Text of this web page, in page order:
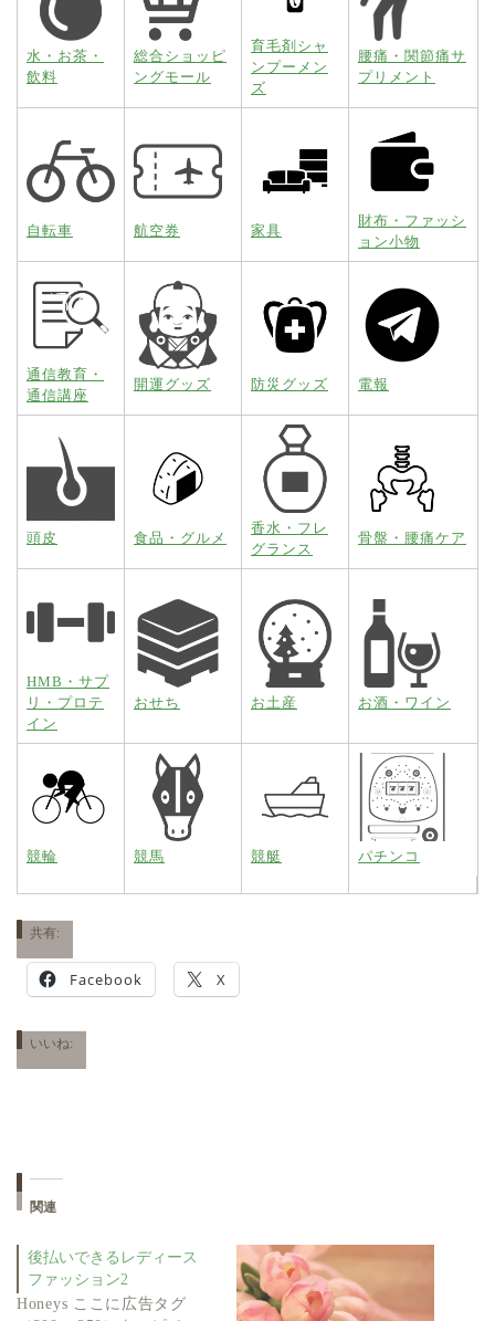
水・お茶・
飲料
総合ショッピ
ングモール
育毛剤シャ
ンプーメン
ズ
腰痛・関節痛サ
プリメント
自転車 航空券 家具
財布・ファッシ
ョン小物
通信教育・
通信講座
開運グッズ 防災グッズ 電報
頭皮 食品・グルメ
香水・フレ
グランス
骨盤・腰痛ケア
HMB・サプ
リ・プロテ
イン
おせち お土産 お酒・ワイン
競輪 競馬 競艇 パチンコ
共有:
Facebook X
いいね:
関連
後払いできるレディース
ファッション2
Honeys ここに広告タグ